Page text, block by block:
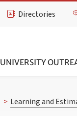
Directories
UNIVERSITY
> Learning and